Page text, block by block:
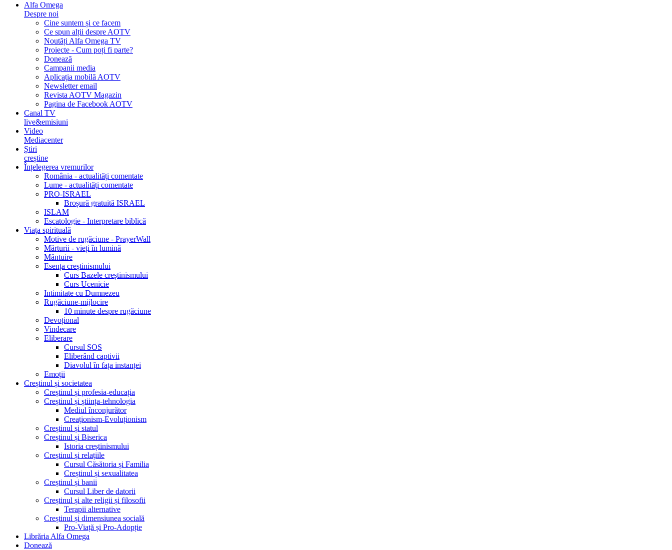
Alfa Omega
Despre noi
Cine suntem și ce facem
Ce spun alții despre AOTV
Noutăți Alfa Omega TV
Proiecte - Cum poți fi parte?
Donează
Campanii media
Aplicația mobilă AOTV
Newsletter email
Revista AOTV Magazin
Pagina de Facebook AOTV
Canal TV
live&emisiuni
Video
Mediacenter
Știri
creștine
Înțelegerea vremurilor
România - actualități comentate
Lume - actualități comentate
PRO-ISRAEL
Broșură gratuită ISRAEL
ISLAM
Escatologie - Interpretare biblică
Viața spirituală
Motive de rugăciune - PrayerWall
Mărturii - vieți în lumină
Mântuire
Esența creștinismului
Curs Bazele creștinismului
Curs Ucenicie
Intimitate cu Dumnezeu
Rugăciune-mijlocire
10 minute despre rugăciune
Devoțional
Vindecare
Eliberare
Cursul SOS
Eliberând captivii
Diavolul în fața instanței
Emoții
Creștinul și societatea
Creștinul și profesia-educația
Creștinul și știința-tehnologia
Mediul înconjurător
Creaționism-Evoluționism
Creștinul și statul
Creștinul și Biserica
Istoria creștinismului
Creștinul și relațiile
Cursul Căsătoria și Familia
Creștinul și sexualitatea
Creștinul și banii
Cursul Liber de datorii
Creștinul și alte religii și filosofii
Terapii alternative
Creștinul și dimensiunea socială
Pro-Viață și Pro-Adopție
Librăria Alfa Omega
Donează